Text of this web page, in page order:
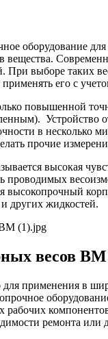
оборудование
вещества.
выборе таких
его с
повышенной
Устройство
в несколько
прочие
высокая
проводимых
высокопрочный
других жидкостей.
весов ВМ
применения в
рабочих
ремонта